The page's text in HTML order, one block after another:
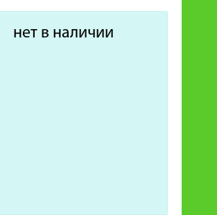
нет в наличии